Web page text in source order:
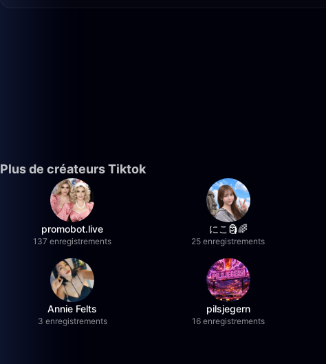
Plus de créateurs Tiktok
promobot.live
137 enregistrements
にこ🗿🌈
25 enregistrements
Annie Felts
3 enregistrements
pilsjegern
16 enregistrements